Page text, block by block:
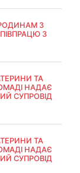
З
З
ТА
НАДАЄ
СУПРОВІД
ТА
НАДАЄ
СУПРОВІД